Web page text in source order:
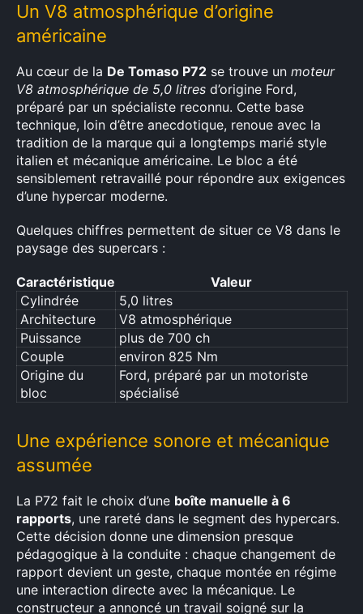
Un V8 atmosphérique d’origine
américaine
Au cœur de la De Tomaso P72 se trouve un moteur
V8 atmosphérique de 5,0 litres d’origine Ford,
préparé par un spécialiste reconnu. Cette base
technique, loin d’être anecdotique, renoue avec la
tradition de la marque qui a longtemps marié style
italien et mécanique américaine. Le bloc a été
sensiblement retravaillé pour répondre aux exigences
d’une hypercar moderne.
Quelques chiffres permettent de situer ce V8 dans le
paysage des supercars :
Caractéristique
Valeur
Cylindrée
5,0 litres
Architecture
V8 atmosphérique
Puissance
plus de 700 ch
Couple
environ 825 Nm
Origine du
bloc
Ford, préparé par un motoriste
spécialisé
Une expérience sonore et mécanique
assumée
La P72 fait le choix d’une boîte manuelle à 6
rapports, une rareté dans le segment des hypercars.
Cette décision donne une dimension presque
pédagogique à la conduite : chaque changement de
rapport devient un geste, chaque montée en régime
une interaction directe avec la mécanique. Le
constructeur a annoncé un travail soigné sur la